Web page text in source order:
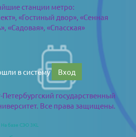
станции метро:
«Гостиный двор», «Сенная
«Садовая», «Спасская»
в систему Вход
государственный
Все права защищены.
На базе СЭО 3KL